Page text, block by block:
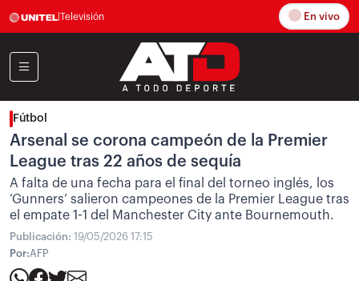
Televisión En vivo
Fútbol
Arsenal se corona campeón de la Premier
League tras 22 años de sequía
A falta de una fecha para el final del torneo inglés, los
‘Gunners’ salieron campeones de la Premier League tras
el empate 1-1 del Manchester City ante Bournemouth.
Publicación: 19/05/2026 17:15
Por:AFP